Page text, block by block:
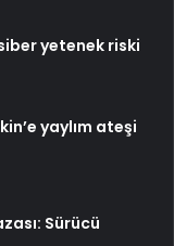
yetenek riski
yaylım ateşi
Sürücü